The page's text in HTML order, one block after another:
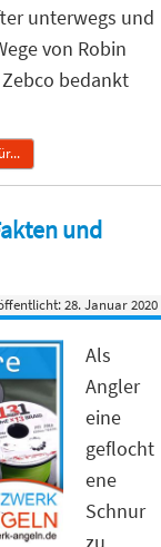
unterwegs und
von Robin
bedankt
und
28. Januar 2020
Als
Angler
eine
geflocht
ene
Schnur